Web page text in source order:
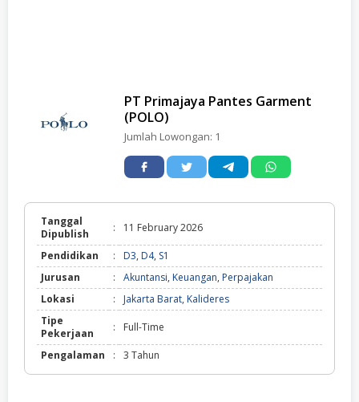
PT Primajaya Pantes Garment
(POLO)
Jumlah Lowongan: 1
Tanggal
Dipublish
: 11 February 2026
Pendidikan : D3, D4, S1
Jurusan
: Akuntansi, Keuangan, Perpajakan
Lokasi
: Jakarta Barat, Kalideres
Tipe
Pekerjaan
: Full-Time
Pengalaman : 3 Tahun